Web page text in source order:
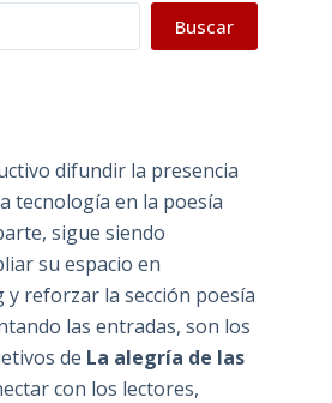
Buscar
difundir la presencia
tecnología en la poesía
sigue siendo
su espacio en
y reforzar la sección poesía
las entradas, son los
de La alegría de las
con los lectores,